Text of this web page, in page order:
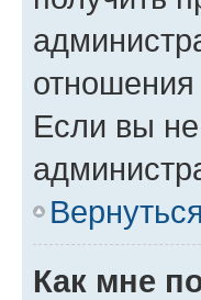
Если вы
Как мне